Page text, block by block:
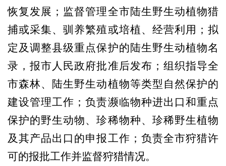
恢复发展；监督管理全市陆生野生动植物猎
捕或采集、驯养繁殖或培植、经营利用；拟
定及调整县级重点保护的陆生野生动植物名
录，报市人民政府批准后发布；组织指导全
市森林、陆生野生动植物等类型自然保护的
建设管理工作；负责濒临物种进出口和重点
保护的野生动物、珍稀物种、珍稀野生植物
及其产品出口的申报工作；负责全市狩猎许
可的报批工作并监督狩猎情况。